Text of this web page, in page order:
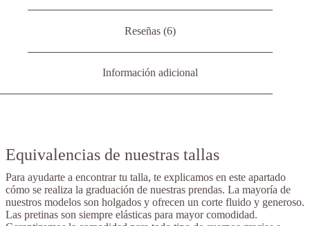
Reseñas (6)
Información adicional
Equivalencias de nuestras tallas
Para ayudarte a encontrar tu talla, te explicamos en este apartado
cómo se realiza la graduación de nuestras prendas. La mayoría de
nuestros modelos son holgados y ofrecen un corte fluido y generoso.
Las pretinas son siempre elásticas para mayor comodidad.